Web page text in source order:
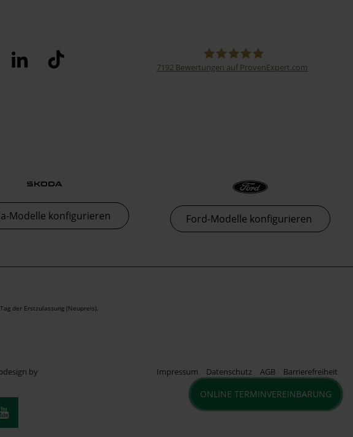
7192 Bewertungen auf ProvenExpert.com
Modelle konfigurieren Ford-Modelle konfigurieren
der Erstzulassung (Neupreis).
by
Impressum Datenschutz AGB
Barrierefreiheit
Cookie Einstellungen
ONLINE TERMINVEREINBARUNG